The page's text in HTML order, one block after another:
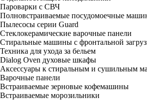
Пароварки с СВЧ
Полновстраиваемые посудомоечные
Пылесосы серии Guard
Стеклокерамические варочные панели
Стиральные машины с фронтальной
Техника для ухода за бельем
Dialog Oven духовые шкафы
Аксессуары к стиральным и сушильным
Варочные панели
Встраиваемые зерновые кофемашины
Встраиваемые морозильники